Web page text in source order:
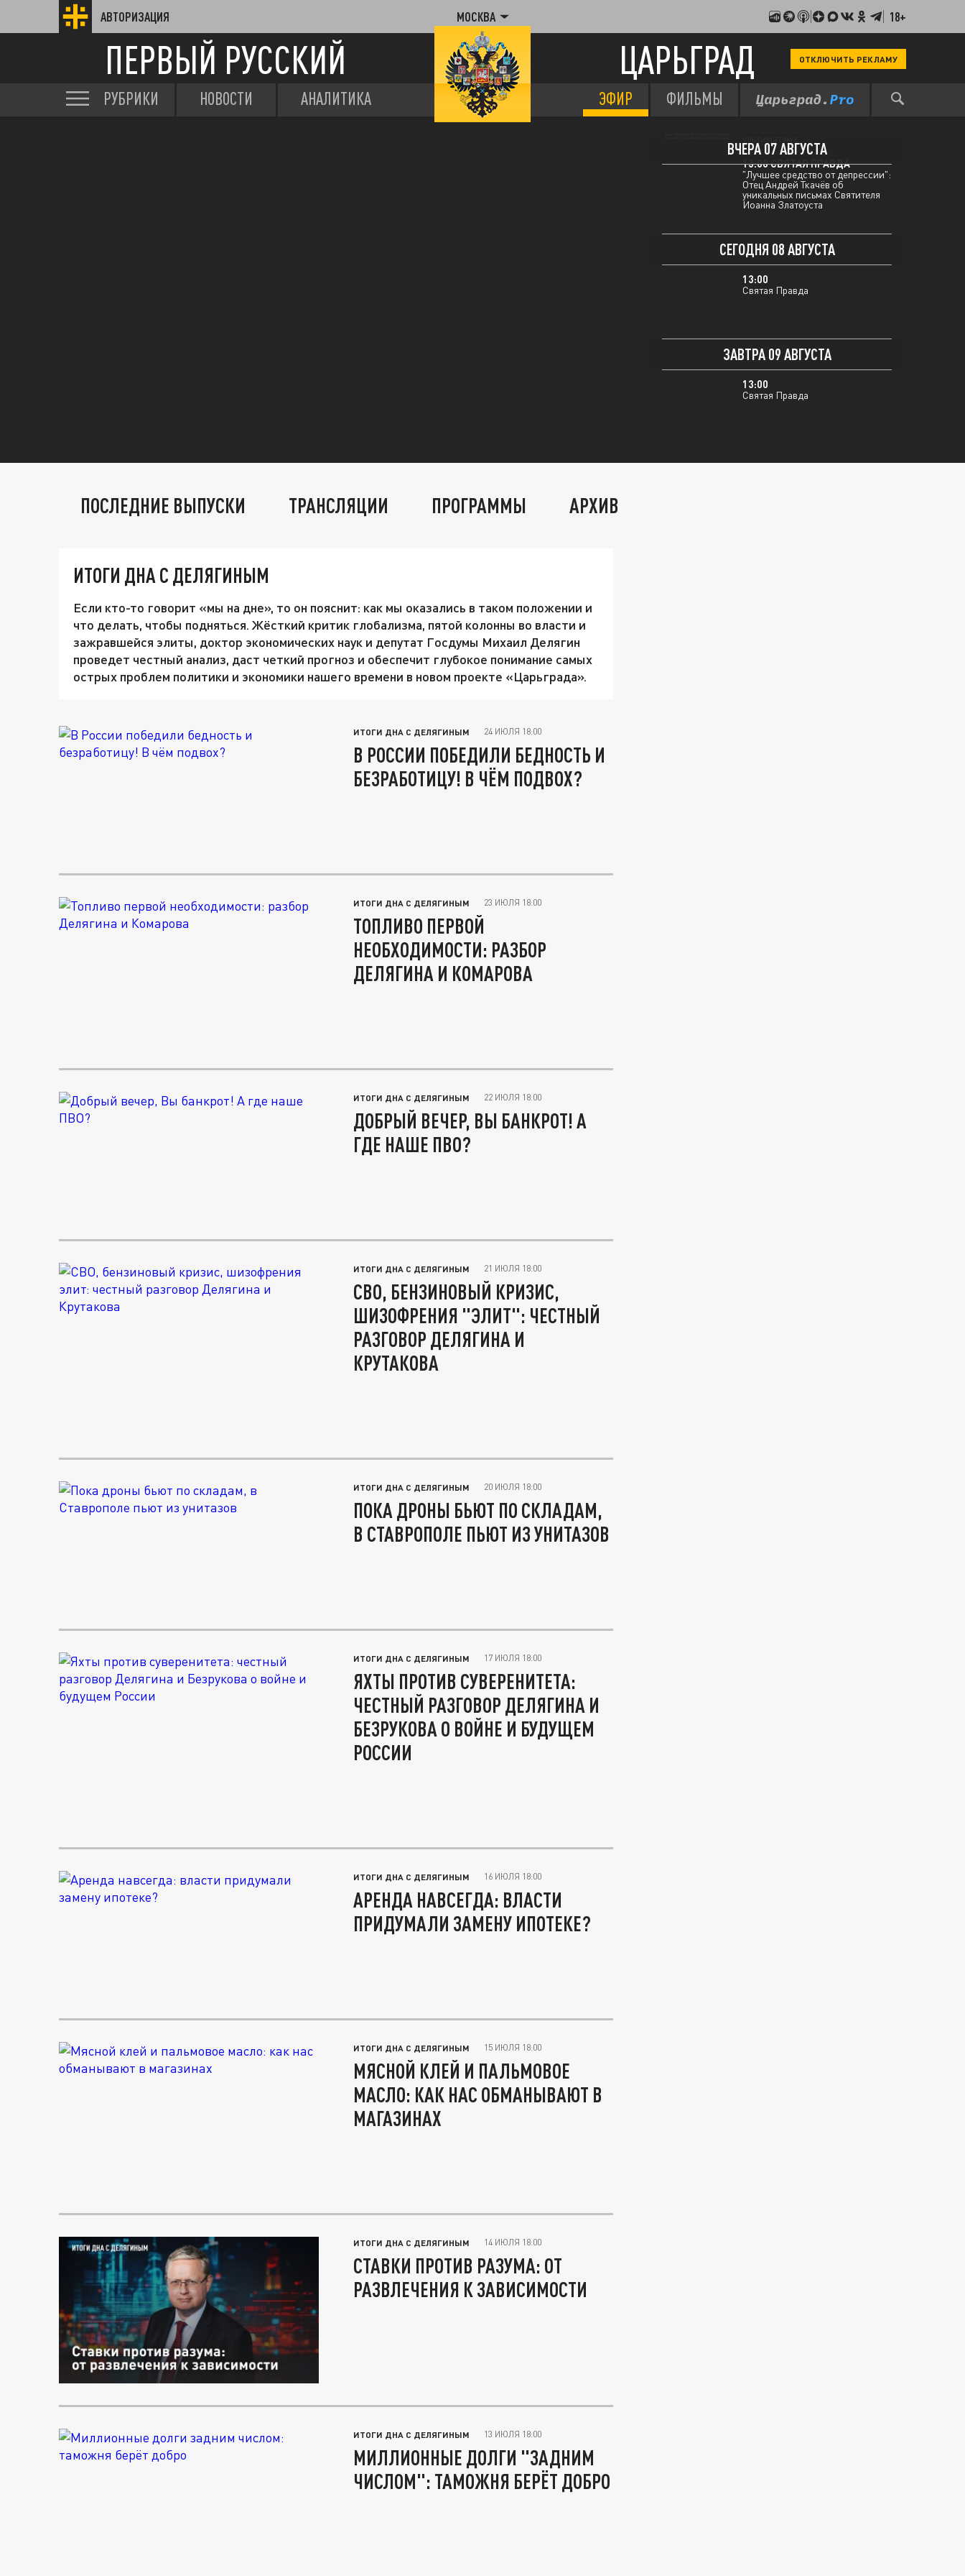
АВТОРИЗАЦИЯ МОСКВА 18+
ПЕРВЫЙ РУССКИЙ ЦАРЬГРАД ОТКЛЮЧИТЬ РЕКЛАМУ
РУБРИКИ НОВОСТИ АНАЛИТИКА ЭФИР ФИЛЬМЫ
ВЧЕРА 07 АВГУСТА
12:00 МЫ В КУРСЕ
13:00 СВЯТАЯ ПРАВДА
"Лучшее средство от депрессии":
Отец Андрей Ткачёв об
уникальных письмах Святителя
Иоанна Златоуста
СЕГОДНЯ 08 АВГУСТА
13:00
Святая Правда
ЗАВТРА 09 АВГУСТА
13:00
Святая Правда
ПОСЛЕДНИЕ ВЫПУСКИ ТРАНСЛЯЦИИ ПРОГРАММЫ АРХИВ
ИТОГИ ДНА С ДЕЛЯГИНЫМ
Если кто-то говорит «мы на дне», то он пояснит: как мы оказались в таком положении и
что делать, чтобы подняться. Жёсткий критик глобализма, пятой колонны во власти и
зажравшейся элиты, доктор экономических наук и депутат Госдумы Михаил Делягин
проведет честный анализ, даст четкий прогноз и обеспечит глубокое понимание самых
острых проблем политики и экономики нашего времени в новом проекте «Царьграда».
ИТОГИ ДНА С ДЕЛЯГИНЫМ 24 ИЮЛЯ 18:00
В РОССИИ ПОБЕДИЛИ БЕДНОСТЬ И
БЕЗРАБОТИЦУ! В ЧЁМ ПОДВОХ?
ИТОГИ ДНА С ДЕЛЯГИНЫМ 23 ИЮЛЯ 18:00
ТОПЛИВО ПЕРВОЙ
НЕОБХОДИМОСТИ: РАЗБОР
ДЕЛЯГИНА И КОМАРОВА
ИТОГИ ДНА С ДЕЛЯГИНЫМ 22 ИЮЛЯ 18:00
ДОБРЫЙ ВЕЧЕР, ВЫ БАНКРОТ! А
ГДЕ НАШЕ ПВО?
ИТОГИ ДНА С ДЕЛЯГИНЫМ 21 ИЮЛЯ 18:00
СВО, БЕНЗИНОВЫЙ КРИЗИС,
ШИЗОФРЕНИЯ "ЭЛИТ": ЧЕСТНЫЙ
РАЗГОВОР ДЕЛЯГИНА И
КРУТАКОВА
ИТОГИ ДНА С ДЕЛЯГИНЫМ 20 ИЮЛЯ 18:00
ПОКА ДРОНЫ БЬЮТ ПО СКЛАДАМ,
В СТАВРОПОЛЕ ПЬЮТ ИЗ УНИТАЗОВ
ИТОГИ ДНА С ДЕЛЯГИНЫМ 17 ИЮЛЯ 18:00
ЯХТЫ ПРОТИВ СУВЕРЕНИТЕТА:
ЧЕСТНЫЙ РАЗГОВОР ДЕЛЯГИНА И
БЕЗРУКОВА О ВОЙНЕ И БУДУЩЕМ
РОССИИ
ИТОГИ ДНА С ДЕЛЯГИНЫМ 16 ИЮЛЯ 18:00
АРЕНДА НАВСЕГДА: ВЛАСТИ
ПРИДУМАЛИ ЗАМЕНУ ИПОТЕКЕ?
ИТОГИ ДНА С ДЕЛЯГИНЫМ 15 ИЮЛЯ 18:00
МЯСНОЙ КЛЕЙ И ПАЛЬМОВОЕ
МАСЛО: КАК НАС ОБМАНЫВАЮТ В
МАГАЗИНАХ
ИТОГИ ДНА С ДЕЛЯГИНЫМ 14 ИЮЛЯ 18:00
СТАВКИ ПРОТИВ РАЗУМА: ОТ
РАЗВЛЕЧЕНИЯ К ЗАВИСИМОСТИ
ИТОГИ ДНА С ДЕЛЯГИНЫМ 13 ИЮЛЯ 18:00
МИЛЛИОННЫЕ ДОЛГИ "ЗАДНИМ
ЧИСЛОМ": ТАМОЖНЯ БЕРЁТ ДОБРО